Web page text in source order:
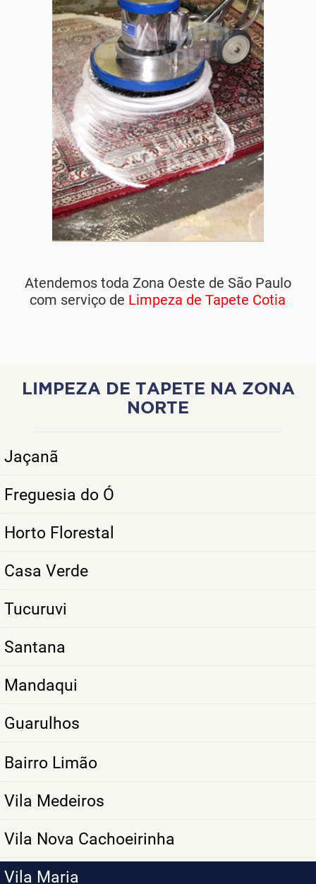
Atendemos toda Zona Oeste de São Paulo
com serviço de Limpeza de Tapete Cotia
LIMPEZA DE TAPETE NA ZONA
NORTE
Jaçanã
Freguesia do Ó
Horto Florestal
Casa Verde
Tucuruvi
Santana
Mandaqui
Guarulhos
Bairro Limão
Vila Medeiros
Vila Nova Cachoeirinha
Vila Maria